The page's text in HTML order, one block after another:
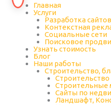
Главная
Услуги
Разработка сайтов
Контекстная
Социальные сети
Поисковое
Узнать стоимость
Блог
Наши работы
Строительство,
Строительные
Сайты по
Ландшафт,